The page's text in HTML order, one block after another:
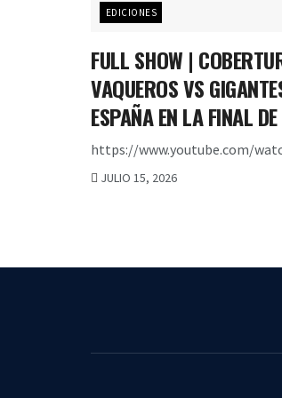
EDICIONES
FULL SHOW |
VAQUEROS VS
ESPAÑA EN LA FINAL
https://www.youtube.com/
JULIO 15, 2026